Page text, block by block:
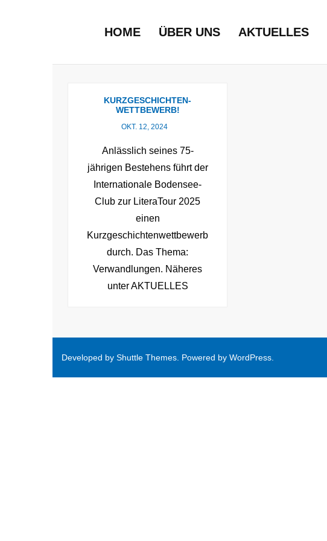
HOME ÜBER UNS AKTUELLES
KURZGESCHICHTEN-
WETTBEWERB!
OKT. 12, 2024
Anlässlich seines 75-
jährigen Bestehens führt der
Internationale Bodensee-
Club zur LiteraTour 2025
einen
Kurzgeschichtenwettbewerb
durch. Das Thema:
Verwandlungen. Näheres
unter AKTUELLES
Developed by Shuttle Themes . Powered by WordPress